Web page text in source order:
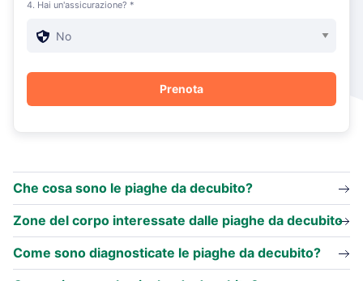
4. Hai un'assicurazione? *
Che cosa sono le piaghe da decubito?
Zone del corpo interessate dalle piaghe da decubito
Come sono diagnosticate le piaghe da decubito?